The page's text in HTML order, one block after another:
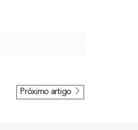
Próximo artigo